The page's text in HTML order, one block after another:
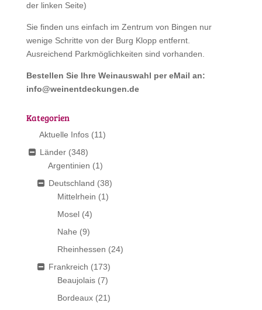
der linken Seite)
Sie finden uns einfach im Zentrum von Bingen nur
wenige Schritte von der Burg Klopp entfernt.
Ausreichend Parkmöglichkeiten sind vorhanden.
Bestellen Sie Ihre Weinauswahl per eMail an:
info@weinentdeckungen.de
Kategorien
Aktuelle Infos (11)
Länder (348)
Argentinien (1)
Deutschland (38)
Mittelrhein (1)
Mosel (4)
Nahe (9)
Rheinhessen (24)
Frankreich (173)
Beaujolais (7)
Bordeaux (21)